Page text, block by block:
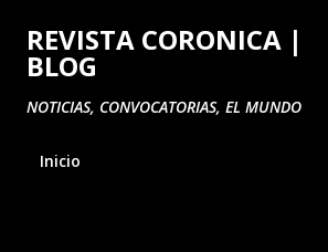
Ir al contenido principal
REVISTA CORONICA |
BLOG
NOTICIAS, CONVOCATORIAS, EL MUNDO
Inicio